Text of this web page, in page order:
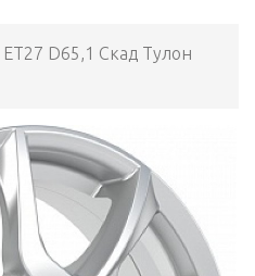
ET27 D65,1 Скад Тулон